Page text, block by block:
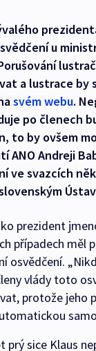
u
a lustrace by
svém webu.
po členech
to by ovšem
ANO Andreji
ve svazcích
prezident
případech měl
osvědčení.
vlády toto
protože jeho
prý sice Klaus